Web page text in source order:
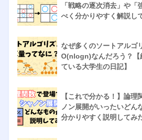
「戦略の逐次消去」や「
べく分かりやすく解説し
なぜ多くのソートアルゴ
O(nlogn)なんだろう？【
ている大学生の日記】
【これで分かる！】論理
ノン展開がいったいどん
分かりやすく説明してみ